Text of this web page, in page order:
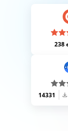
238
14331